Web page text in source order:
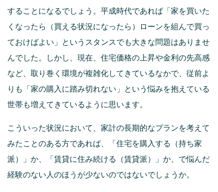
することになるでしょう。平成時代であれば「家を買いた
くなったら（買える状況になったら）ローンを組んで買っ
ておけばよい」というスタンスでも大きな問題はありませ
んでした。しかし、現在、住宅価格の上昇や金利の先高感
など、取り巻く環境が複雑化してきているなかで、従前よ
りも「家の購入に踏み切れない」という悩みを抱えている
世帯も増えてきているように思います。
こういった状況において、家計の長期的なプランを考えて
みたことのある方であれば、「住宅を購入する（持ち家
派）」か、「賃貸に住み続ける（賃貸派）」か、で悩んだ
経験のない人のほうが少ないのではないでしょうか。